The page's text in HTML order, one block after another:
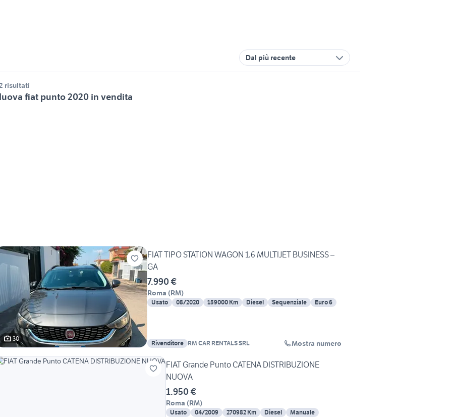
Dal più recente
risultati
fiat punto 2020 in vendita
30
FIAT TIPO STATION WAGON 1.6 MULTIJET BUSINESS –
GA
7.990 €
Roma (RM)
Usato 08/2020 159000 Km Diesel Sequenziale Euro 6
Rivenditore RM CAR RENTALS SRL Mostra numero
FIAT Grande Punto CATENA DISTRIBUZIONE
NUOVA
1.950 €
Roma (RM)
Usato 04/2009 270982 Km Diesel
Manuale